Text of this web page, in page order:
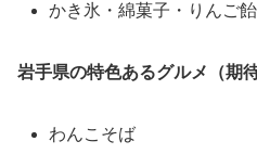
かき氷・綿菓子・りんご飴
岩手県の特色あるグルメ（期待
わんこそば